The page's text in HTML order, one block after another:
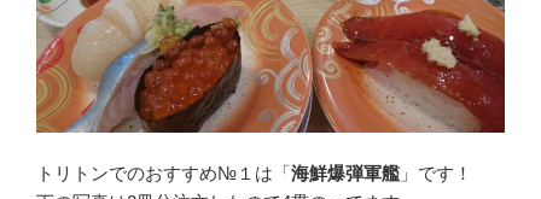
トリトンでのおすすめ№１は「海鮮爆弾軍艦 」です！